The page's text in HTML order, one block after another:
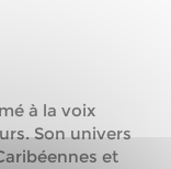
à la voix
Son univers
et